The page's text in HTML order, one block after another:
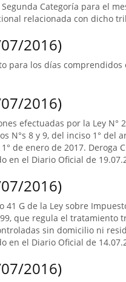
Categoría para el
relacionada con dicho
2016)
para los días
2016)
efectuadas por la Ley N°
N°s 8 y 9, del inciso 1° del
de enero de 2017. Deroga
en el Diario Oficial de
2016)
G de la Ley sobre
que regula el
sin domicilio ni
en el Diario Oficial de
2016)